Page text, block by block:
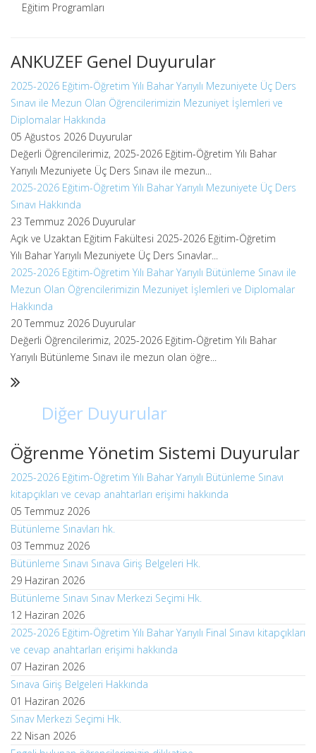
Eğitim Programları
ANKUZEF Genel Duyurular
2025-2026 Eğitim-Öğretim Yılı Bahar Yarıyılı Mezuniyete Üç Ders
Sınavı ile Mezun Olan Öğrencilerimizin Mezuniyet İşlemleri ve
Diplomalar Hakkında
05 Ağustos 2026 Duyurular
Değerli Öğrencilerimiz, 2025-2026 Eğitim-Öğretim Yılı Bahar
Yarıyılı Mezuniyete Üç Ders Sınavı ile mezun...
2025-2026 Eğitim-Öğretim Yılı Bahar Yarıyılı Mezuniyete Üç Ders
Sınavı Hakkında
23 Temmuz 2026 Duyurular
Açık ve Uzaktan Eğitim Fakültesi 2025-2026 Eğitim-Öğretim
Yılı Bahar Yarıyılı Mezuniyete Üç Ders Sınavlar...
2025-2026 Eğitim-Öğretim Yılı Bahar Yarıyılı Bütünleme Sınavı ile
Mezun Olan Öğrencilerimizin Mezuniyet İşlemleri ve Diplomalar
Hakkında
20 Temmuz 2026 Duyurular
Değerli Öğrencilerimiz, 2025-2026 Eğitim-Öğretim Yılı Bahar
Yarıyılı Bütünleme Sınavı ile mezun olan öğre...
Diğer Duyurular
Öğrenme Yönetim Sistemi Duyurular
2025-2026 Eğitim-Öğretim Yılı Bahar Yarıyılı Bütünleme Sınavı
kitapçıkları ve cevap anahtarları erişimi hakkında
05 Temmuz 2026
Bütünleme Sınavları hk.
03 Temmuz 2026
Bütünleme Sınavı Sınava Giriş Belgeleri Hk.
29 Haziran 2026
Bütünleme Sınavı Sınav Merkezi Seçimi Hk.
12 Haziran 2026
2025-2026 Eğitim-Öğretim Yılı Bahar Yarıyılı Final Sınavı kitapçıkları
ve cevap anahtarları erişimi hakkında
07 Haziran 2026
Sınava Giriş Belgeleri Hakkında
01 Haziran 2026
Sınav Merkezi Seçimi Hk.
22 Nisan 2026